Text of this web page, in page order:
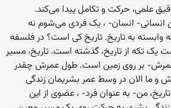
علمی، حرکت و تکامل پیدا می‌کند.
من انسانی- انسان- ، یک فردی می‌شوم نه
وابسته به تاریخ. تاریخ کی است؟ در فلسفه
یک تکه از تاریخ، گذشته است. تاریخ، مسیر
بر روی زمین است. طول عمرش چقدر
و ما الان در وسط عمر بشریمان زندگی
من- به عنوان فرد- ، عضوی از این